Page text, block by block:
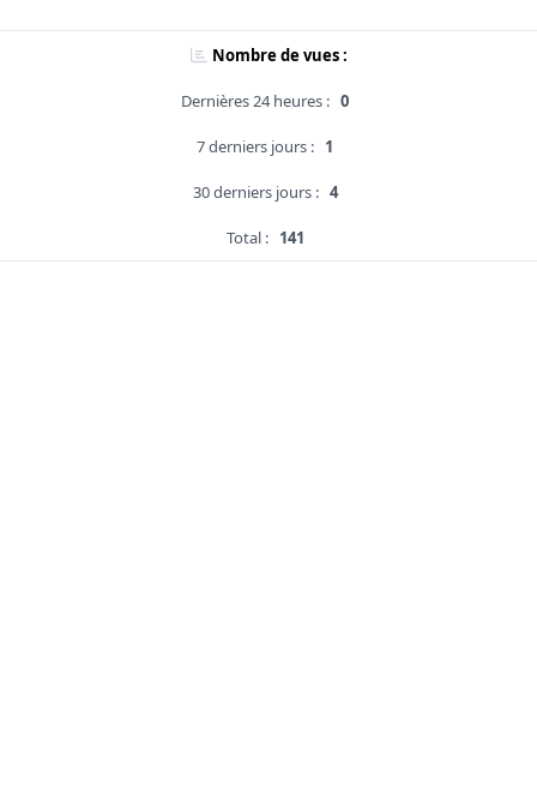
Nombre de vues :
Dernières 24 heures : 0
7 derniers jours : 1
30 derniers jours : 4
Total : 141